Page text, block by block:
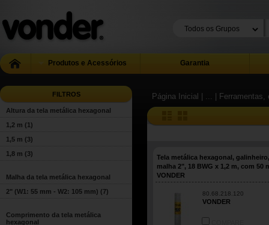
Produtos e Acessórios Garantia
FILTROS
Altura da tela metálica hexagonal
1,2 m (1)
1,5 m (3)
1,8 m (3)
Malha da tela metálica hexagonal
2" (W1: 55 mm - W2: 105 mm) (7)
Comprimento da tela metálica
hexagonal
Página Inicial | ... |
Tela metálica hexagonal, galinheiro,
malha 2", 18 BWG x 1,2 m, com 50
VONDER
80.68.218.120
VONDER